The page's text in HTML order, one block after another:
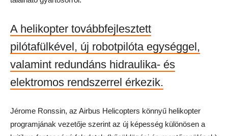
A helikopter továbbfejlesztett
pilótafülkével, új robotpilóta egységgel,
valamint redundáns hidraulika- és
elektromos rendszerrel érkezik.
Jérome Ronssin, az Airbus Helicopters könnyű helikopter
programjának vezetője szerint az új képesség különösen a